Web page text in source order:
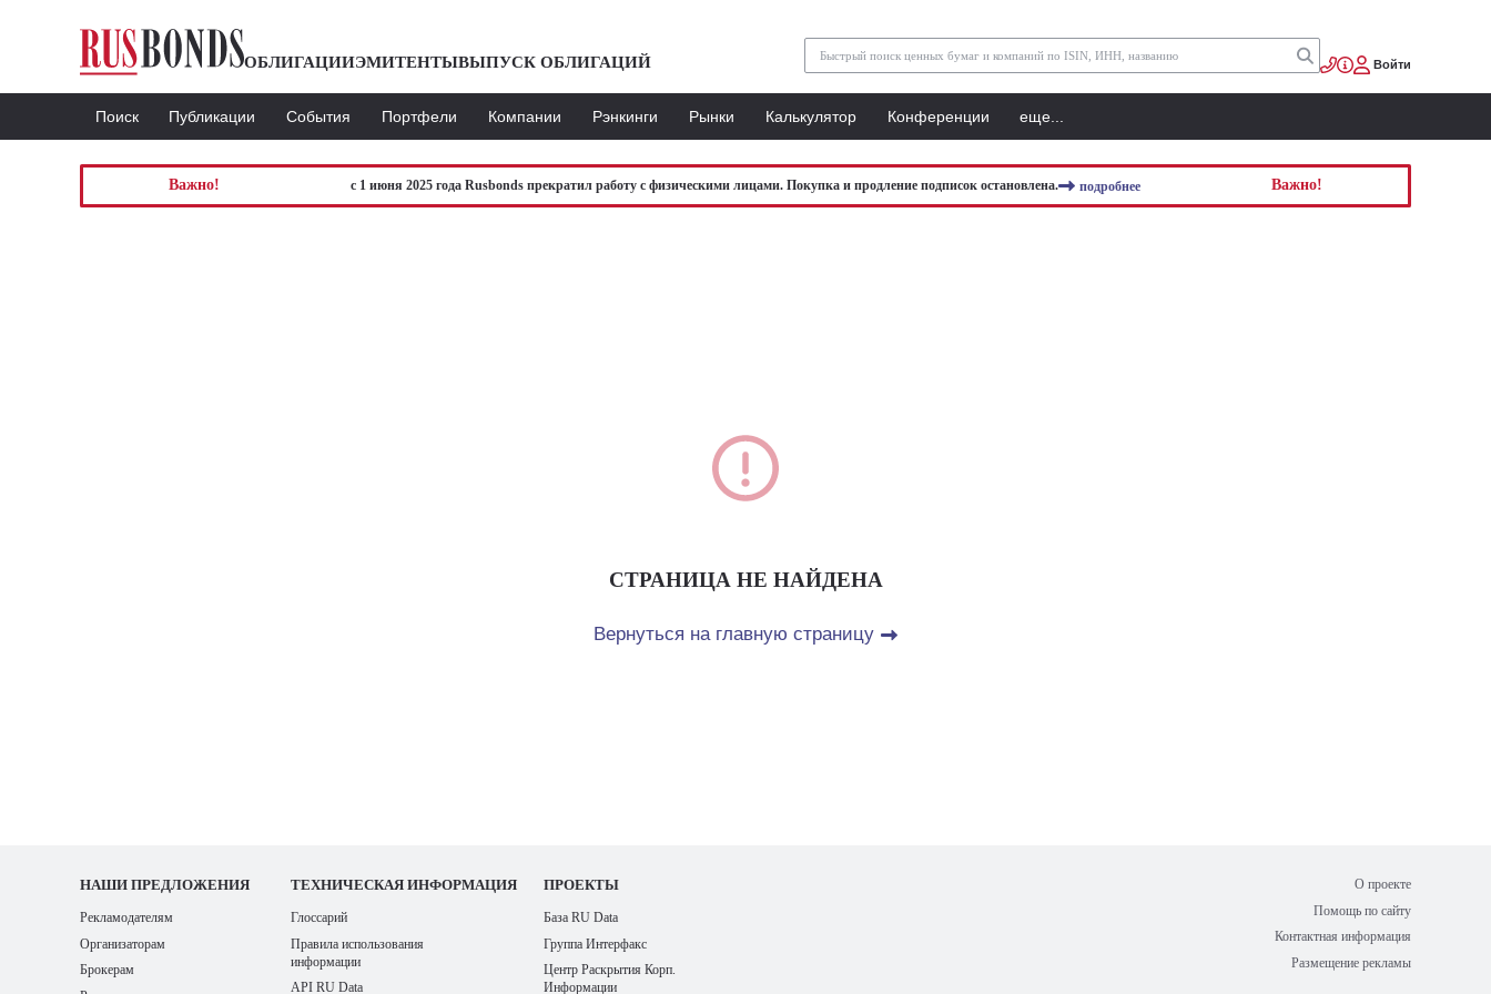
ОБЛИГАЦИИЭМИТЕНТЫВЫПУСК ОБЛИГАЦИЙ Войти
Поиск Публикации События Портфели Компании Рэнкинги Рынки Калькулятор Конференции еще...
Важно! с 1 июня 2025 года Rusbonds прекратил работу с физическими лицами. Покупка и продление подписок остановлена. подробнее Важно!
СТРАНИЦА НЕ НАЙДЕНА
Вернуться на главную страницу
НАШИ ПРЕДЛОЖЕНИЯ
Рекламодателям
Организаторам
Брокерам
ТЕХНИЧЕСКАЯ ИНФОРМАЦИЯ
Глоссарий
Правила использования
информации
API RU Data
ПРОЕКТЫ
База RU Data
Группа Интерфакс
Центр Раскрытия Корп.
Информации
О проекте
Помощь по сайту
Контактная информация
Размещение рекламы